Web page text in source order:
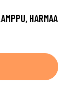
HARMAA